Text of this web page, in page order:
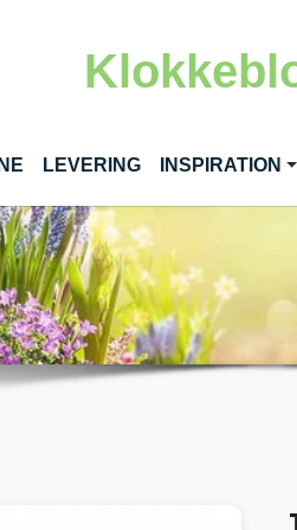
(CURRENT)
LEVERING INSPIRATION